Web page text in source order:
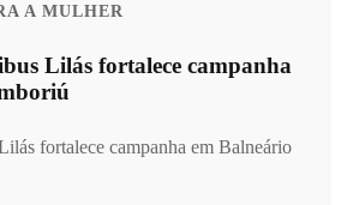
A MULHER
Lilás fortalece campanha
fortalece campanha em Balneário